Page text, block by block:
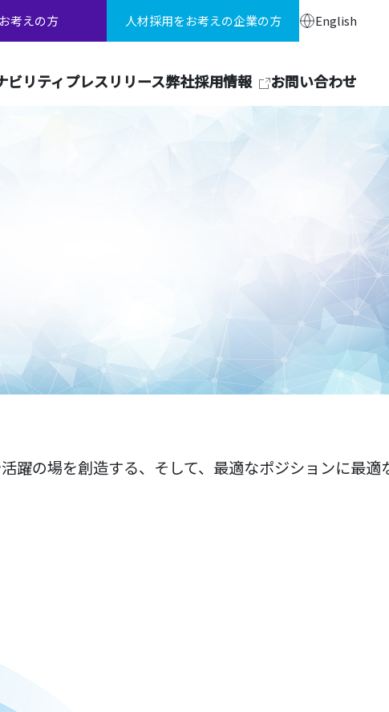
考えの方 人材採用をお考えの企業の方 English
ビリティプレスリリース弊社採用情報 お問い合わせ
場を創造する、そして、最適なポジションに